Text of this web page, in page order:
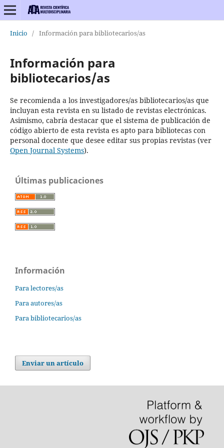
Inicio / Información para bibliotecarios/as
Información para
bibliotecarios/as
Se recomienda a los investigadores/as bibliotecarios/as que
incluyan esta revista en su listado de revistas electrónicas.
Asimismo, cabría destacar que el sistema de publicación de
código abierto de esta revista es apto para bibliotecas con
personal docente que desee editar sus propias revistas (ver
Open Journal Systems).
Últimas publicaciones
Información
Para lectores/as
Para autores/as
Para bibliotecarios/as
Enviar un artículo